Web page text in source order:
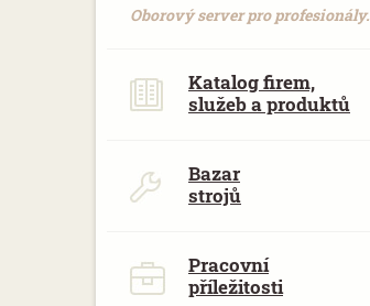
Oborový server pro profesionály.
Katalog firem,
služeb a produktů
Bazar
strojů
Pracovní
příležitosti